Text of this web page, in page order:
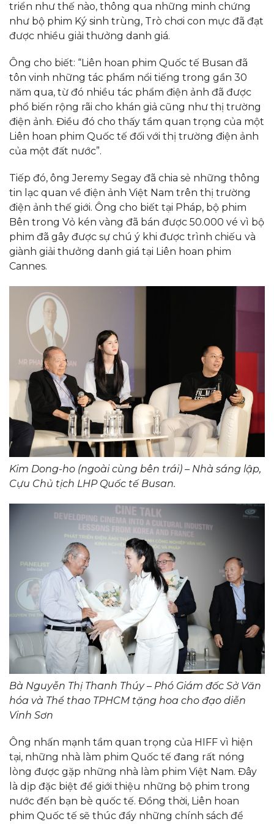
triển như thế nào, thông qua những minh chứng
như bộ phim Ký sinh trùng, Trò chơi con mực đã đạt
được nhiều giải thưởng danh giá.
Ông cho biết: “Liên hoan phim Quốc tế Busan đã
tôn vinh những tác phẩm nổi tiếng trong gần 30
năm qua, từ đó nhiều tác phẩm điện ảnh đã được
phổ biến rộng rãi cho khán giả cũng như thị trường
điện ảnh. Điều đó cho thấy tầm quan trọng của một
Liên hoan phim Quốc tế đối với thị trường điện ảnh
của một đất nước”.
Tiếp đó, ông Jeremy Segay đã chia sẻ những thông
tin lạc quan về điện ảnh Việt Nam trên thị trường
điện ảnh thế giới. Ông cho biết tại Pháp, bộ phim
Bên trong Vỏ kén vàng đã bán được 50.000 vé vì bộ
phim đã gây được sự chú ý khi được trình chiếu và
giành giải thưởng danh giá tại Liên hoan phim
Cannes.
Kim Dong-ho (ngoài cùng bên trái) – Nhà sáng lập,
Cựu Chủ tịch LHP Quốc tế Busan.
Bà Nguyễn Thị Thanh Thúy – Phó Giám đốc Sở Văn
hóa và Thể thao TPHCM tặng hoa cho đạo diễn
Vinh Sơn
Ông nhấn mạnh tầm quan trọng của HIFF vì hiện
tại, những nhà làm phim Quốc tế đang rất nóng
lòng được gặp những nhà làm phim Việt Nam. Đây
là dịp đặc biệt để giới thiệu những bộ phim trong
nước đến bạn bè quốc tế. Đồng thời, Liên hoan
phim Quốc tế sẽ thúc đẩy những chính sách để